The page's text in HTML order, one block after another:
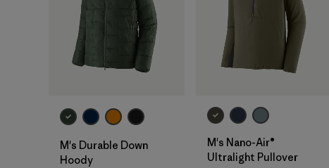
M's Durable Down
Hoody
M's Nano-Air®
Ultralight Pullover